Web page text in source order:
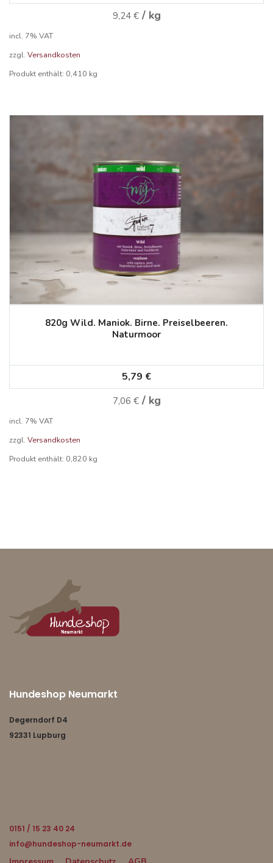
9,24 €/ kg
incl. 7% VAT
zzgl. Versandkosten
Produkt enthält: 0,410 kg
820g Wild. Maniok. Birne. Preiselbeeren.
Naturmoor
5,79 €
7,06 €/ kg
incl. 7% VAT
zzgl. Versandkosten
Produkt enthält: 0,820 kg
Hundeshop Neumarkt
Degerndorf D4
92331 Lupburg
0151 / 15 23 40 24
info@hundeshop-neumarkt.de